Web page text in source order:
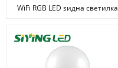
WiFi RGB LED ѕидна светилка